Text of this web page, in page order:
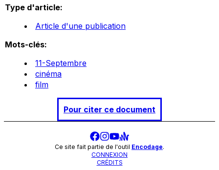
Type d'article:
Article d'une publication
Mots-clés:
11-Septembre
cinéma
film
Pour citer ce document
Ce site fait partie de l'outil Encodage.
CONNEXION
CRÉDITS